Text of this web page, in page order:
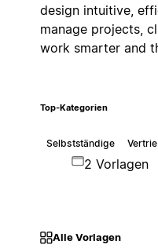
design intuitive,
manage projects,
work smarter and
Top-Kategorien
Selbstständige
2 Vorlagen
Alle Vorlagen